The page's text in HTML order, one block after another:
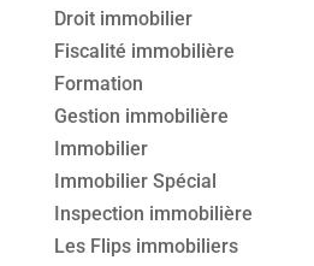
Droit immobilier
Fiscalité immobilière
Formation
Gestion immobilière
Immobilier
Immobilier Spécial
Inspection immobilière
Les Flips immobiliers